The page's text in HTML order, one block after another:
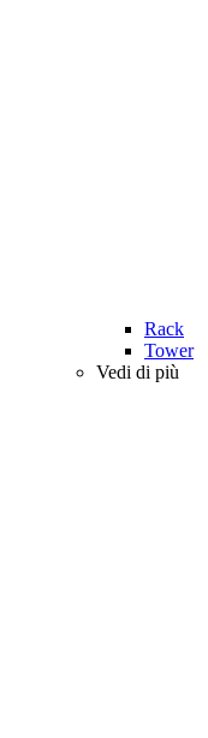
Rack
Tower
Vedi di più